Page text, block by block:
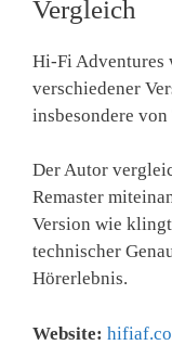
Vergleich
Hi-Fi Adventures
verschiedener
insbesondere von
Der Autor
Remaster
Version wie
technischer
Hörerlebnis.
Website: